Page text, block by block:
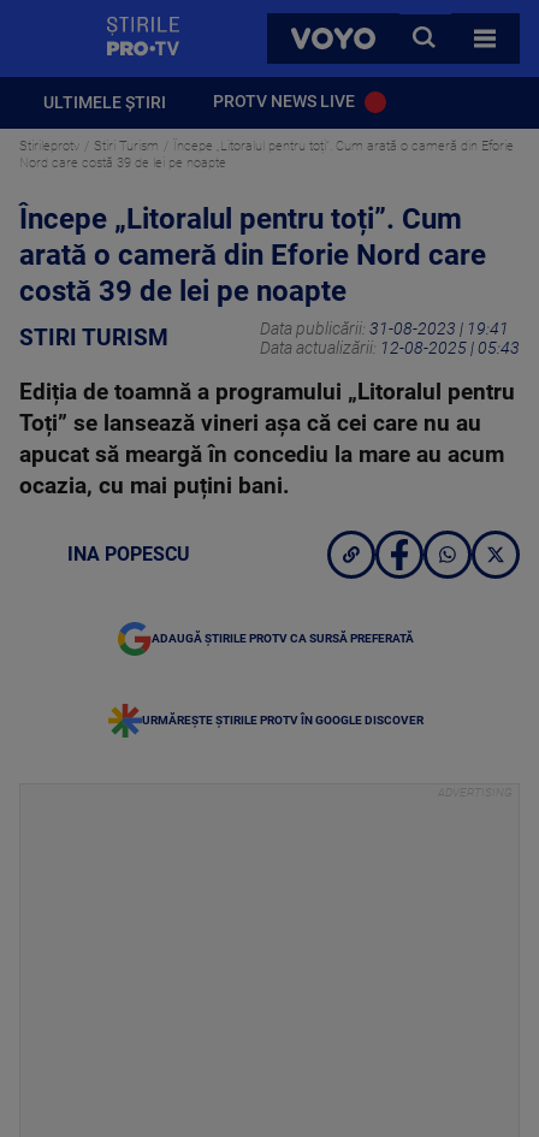
VOYO
CAUTA
TOATE
ULTIMELE ȘTIRI PROTV NEWS LIVE
Stirileprotv Stiri Turism
Începe „Litoralul pentru toți”. Cum arată o cameră din Eforie
Nord care costă 39 de lei pe noapte
Începe „Litoralul pentru toți”. Cum
arată o cameră din Eforie Nord care
costă 39 de lei pe noapte
STIRI TURISM Data publicării: 31-08-2023 | 19:41
Data actualizării: 12-08-2025 | 05:43
Ediția de toamnă a programului „Litoralul pentru
Toți” se lansează vineri așa că cei care nu au
apucat să meargă în concediu la mare au acum
ocazia, cu mai puțini bani.
INA POPESCU
ADAUGĂ ȘTIRILE PROTV CA SURSĂ PREFERATĂ
URMĂREȘTE ȘTIRILE PROTV ÎN GOOGLE DISCOVER